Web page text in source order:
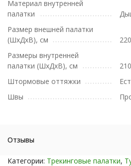
Материал внутренней
палатки
Размер внешней палатки
(ШxДxВ), см
Размеры внутренней
палатки (ШхДхВ), см
Штормовые оттяжки
Швы
Отзывы
Категории: Трекинговые палатки,